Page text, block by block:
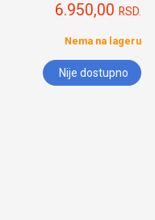
6.950,00 RSD.
Nema na lageru
Nije dostupno